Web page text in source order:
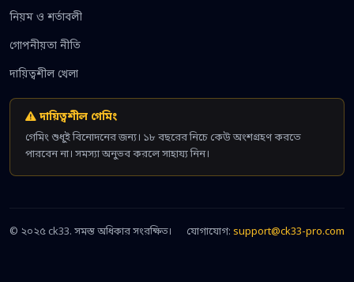
নিয়ম ও শর্তাবলী
গোপনীয়তা নীতি
দায়িত্বশীল খেলা
দায়িত্বশীল গেমিং
গেমিং শুধুই বিনোদনের জন্য। ১৮ বছরের নিচে কেউ অংশগ্রহণ করতে
পারবেন না। সমস্যা অনুভব করলে সাহায্য নিন।
© ২০২৫ ck33. সমস্ত অধিকার সংরক্ষিত। যোগাযোগ: support@ck33-pro.com